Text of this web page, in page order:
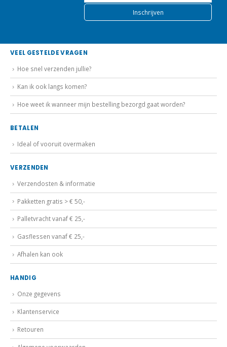
VEEL GESTELDE VRAGEN
Hoe snel verzenden jullie?
Kan ik ook langs komen?
Hoe weet ik wanneer mijn bestelling bezorgd gaat worden?
BETALEN
Ideal of vooruit overmaken
VERZENDEN
Verzendosten & informatie
Pakketten gratis > € 50,-
Palletvracht vanaf € 25,-
Gasflessen vanaf € 25,-
Afhalen kan ook
HANDIG
Klantenservice
Algemene voorwaarden